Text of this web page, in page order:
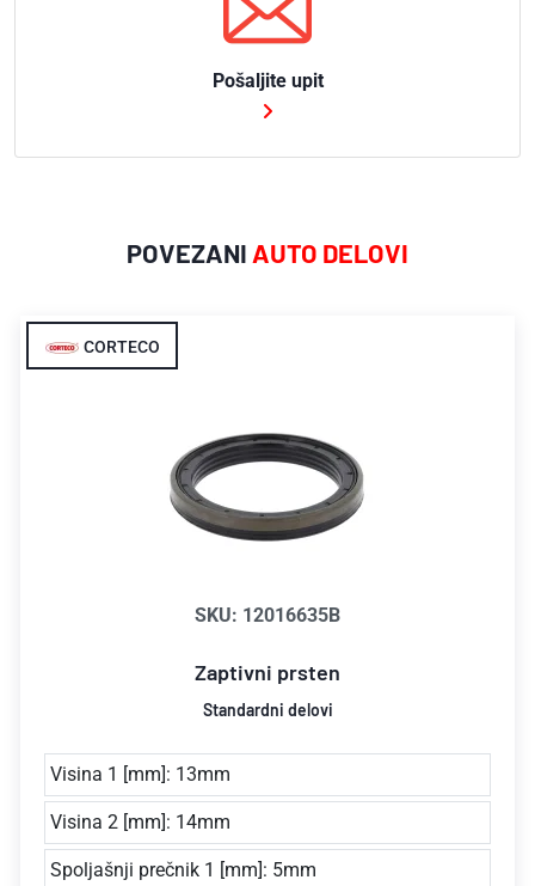
Pošaljite upit
POVEZANI AUTO DELOVI
CORTECO
SKU: 12016635B
Zaptivni prsten
Standardni delovi
Visina 1 [mm]: 13mm
Visina 2 [mm]: 14mm
Spoljašnji prečnik 1 [mm]: 5mm